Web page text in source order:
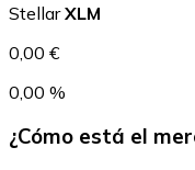
Stellar XLM
0,00 €
0,00 %
¿Cómo está el